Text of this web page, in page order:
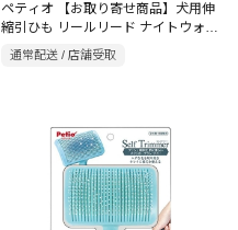
ペティオ 【お取り寄せ商品】犬用伸
縮引ひも リールリード ナイトウォー
カーEX SM グレー
通常配送 / 店舗受取